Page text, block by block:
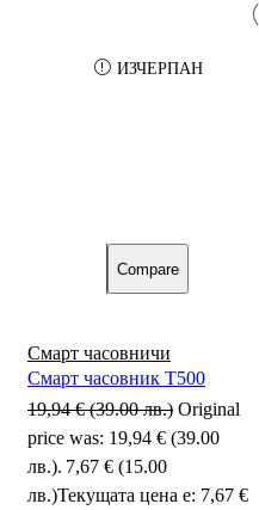
ИЗЧЕРПАН
Compare
Смарт часовничи
Смарт часовник T500
19,94€ (39.00 лв.) Original
price was: 19,94 € (39.00
лв.). 7,67 € (15.00
лв.)Текущата цена е: 7,67 €